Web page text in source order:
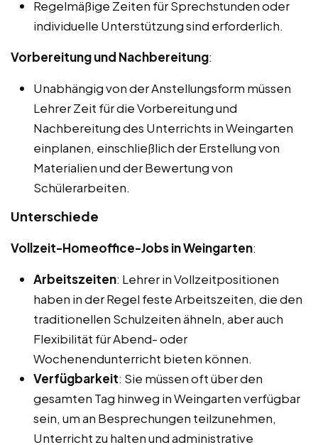
Regelmäßige Zeiten für Sprechstunden oder
individuelle Unterstützung sind erforderlich.
Vorbereitung und Nachbereitung:
Unabhängig von der Anstellungsform müssen
Lehrer Zeit für die Vorbereitung und
Nachbereitung des Unterrichts in Weingarten
einplanen, einschließlich der Erstellung von
Materialien und der Bewertung von
Schülerarbeiten.
Unterschiede
Vollzeit-Homeoffice-Jobs in Weingarten:
Arbeitszeiten: Lehrer in Vollzeitpositionen
haben in der Regel feste Arbeitszeiten, die den
traditionellen Schulzeiten ähneln, aber auch
Flexibilität für Abend- oder
Wochenendunterricht bieten können.
Verfügbarkeit: Sie müssen oft über den
gesamten Tag hinweg in Weingarten verfügbar
sein, um an Besprechungen teilzunehmen,
Unterricht zu halten und administrative